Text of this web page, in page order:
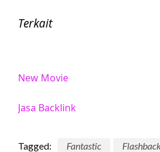
Terkait
New Movie
Jasa Backlink
Tagged: Fantastic